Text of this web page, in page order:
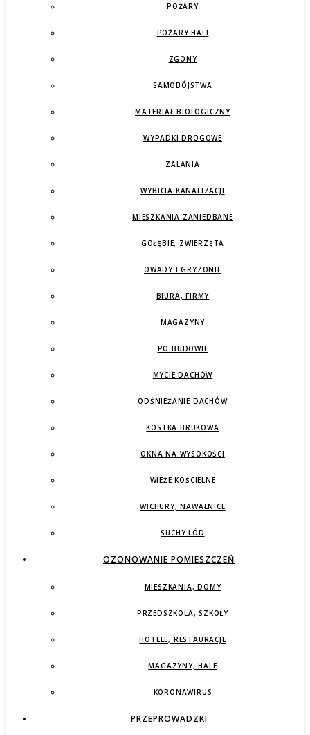
POŻARY
POŻARY HALI
ZGONY
SAMOBÓJSTWA
MATERIAŁ BIOLOGICZNY
WYPADKI DROGOWE
ZALANIA
WYBICIA KANALIZACJI
MIESZKANIA ZANIEDBANE
GOŁĘBIE, ZWIERZĘTA
OWADY I GRYZONIE
BIURA, FIRMY
MAGAZYNY
PO BUDOWIE
MYCIE DACHÓW
ODŚNIEŻANIE DACHÓW
KOSTKA BRUKOWA
OKNA NA WYSOKOŚCI
WIEŻE KOŚCIELNE
WICHURY, NAWAŁNICE
SUCHY LÓD
OZONOWANIE POMIESZCZEŃ
MIESZKANIA, DOMY
PRZEDSZKOLA, SZKOŁY
HOTELE, RESTAURACJE
MAGAZYNY, HALE
KORONAWIRUS
PRZEPROWADZKI